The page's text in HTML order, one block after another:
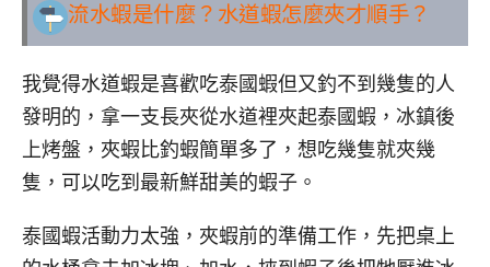
流水蝦是什麼？水道蝦怎麼夾才順手？
我覺得水道蝦是喜歡吃泰國蝦但又釣不到幾隻的人
發明的，拿一支長夾從水道裡夾起泰國蝦，冰鎮後
上烤盤，夾蝦比釣蝦簡單多了，想吃幾隻就夾幾
隻，可以吃到最新鮮甜美的蝦子。
泰國蝦活動力太強，夾蝦前的準備工作，先把桌上